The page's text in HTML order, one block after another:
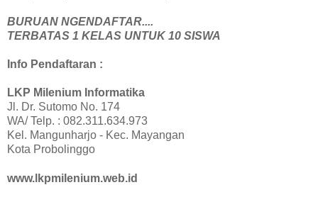
BURUAN NGENDAFTAR....
TERBATAS 1 KELAS UNTUK 10 SISWA
Info Pendaftaran :
LKP Milenium Informatika
Jl. Dr. Sutomo No. 174
WA/ Telp. : 082.311.634.973
Kel. Mangunharjo - Kec. Mayangan
Kota Probolinggo
www.lkpmilenium.web.id